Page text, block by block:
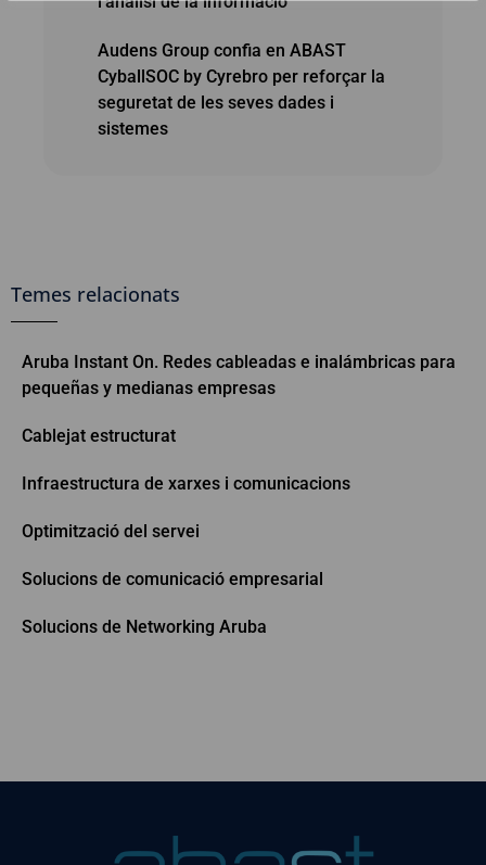
Audens Group confia en ABAST
CyballSOC by Cyrebro per reforçar la
seguretat de les seves dades i
sistemes
Temes relacionats
Aruba Instant On. Redes cableadas e inalámbricas para
pequeñas y medianas empresas
Cablejat estructurat
Infraestructura de xarxes i comunicacions
Optimització del servei
Solucions de comunicació empresarial
Solucions de Networking Aruba